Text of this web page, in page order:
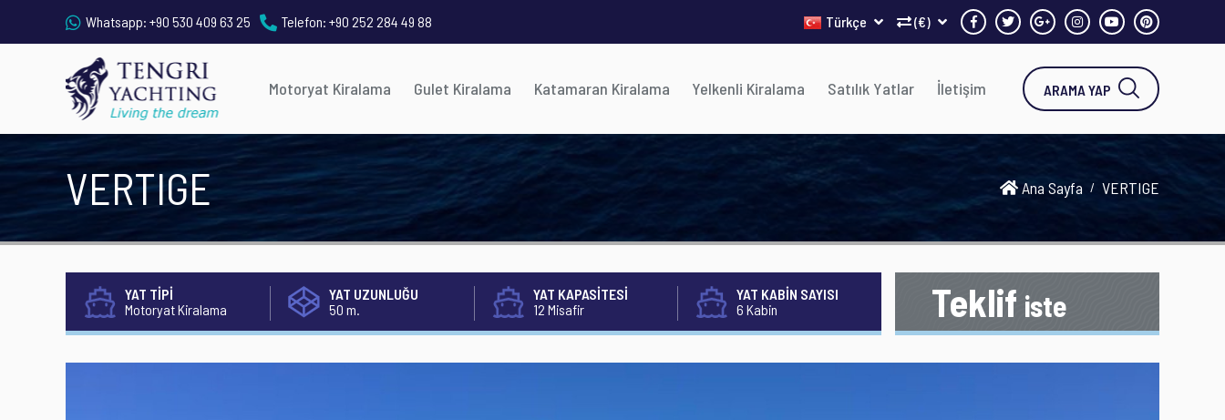
Whatsapp: +90 530 409 63 25 Telefon: +90 252 284 49 88 (€)
Türkçe
Motoryat Kiralama Gulet Kiralama Katamaran Kiralama Yelkenli Kiralama Satılık Yatlar İletişim ARAMA YAP
VERTIGE Ana Sayfa VERTIGE
YAT TİPİ
Motoryat Kiralama
YAT UZUNLUĞU
50 m.
YAT KAPASİTESİ
12 Misafir
YAT KABİN SAYISI
6 Kabin
Teklif iste